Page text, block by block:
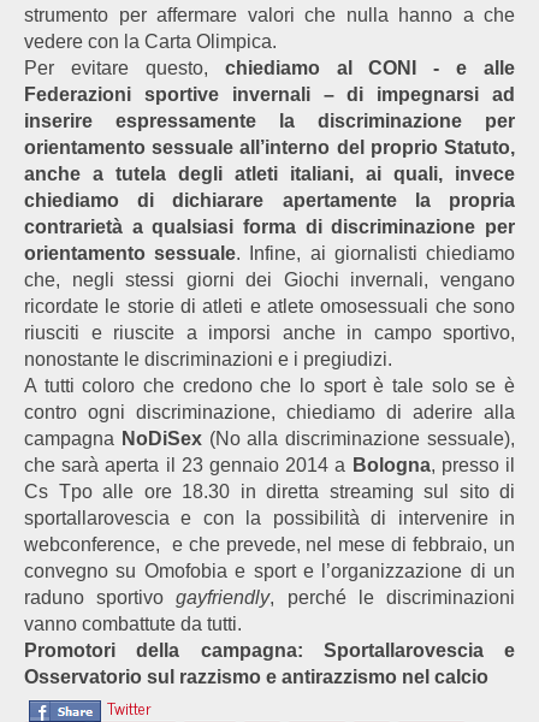
strumento per affermare valori che nulla hanno a che
vedere con la Carta Olimpica.
Per evitare questo, chiediamo al CONI - e alle
Federazioni sportive invernali – di impegnarsi ad
inserire espressamente la discriminazione per
orientamento sessuale all’interno del proprio Statuto,
anche a tutela degli atleti italiani, ai quali, invece
chiediamo di dichiarare apertamente la propria
contrarietà a qualsiasi forma di discriminazione per
orientamento sessuale. Infine, ai giornalisti chiediamo
che, negli stessi giorni dei Giochi invernali, vengano
ricordate le storie di atleti e atlete omosessuali che sono
riusciti e riuscite a imporsi anche in campo sportivo,
nonostante le discriminazioni e i pregiudizi.
A tutti coloro che credono che lo sport è tale solo se è
contro ogni discriminazione, chiediamo di aderire alla
campagna NoDiSex(No alla discriminazione sessuale),
che sarà aperta il 23 gennaio 2014 a Bologna, presso il
Cs Tpo alle ore 18.30 in diretta streaming sul sito di
sportallarovescia e con la possibilità di intervenire in
webconference, e che prevede, nel mese di febbraio, un
convegno su Omofobia e sport e l’organizzazione di un
raduno sportivogayfriendly, perché le discriminazioni
vanno combattute da tutti.
Promotori della campagna: Sportallarovescia e
Osservatorio sul razzismo e antirazzismo nel calcio
Twitter